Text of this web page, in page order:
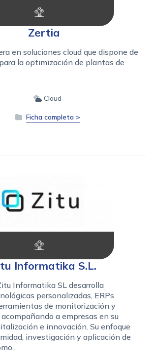
Zertia
en soluciones cloud que dispone de
la optimización de plantas de
Cloud
Ficha completa >
Informatika S.L.
Informatika SL desarrolla
personalizadas, ERPs
de monitorización y
a empresas en su
e innovación. Su enfoque
investigación y aplicación de